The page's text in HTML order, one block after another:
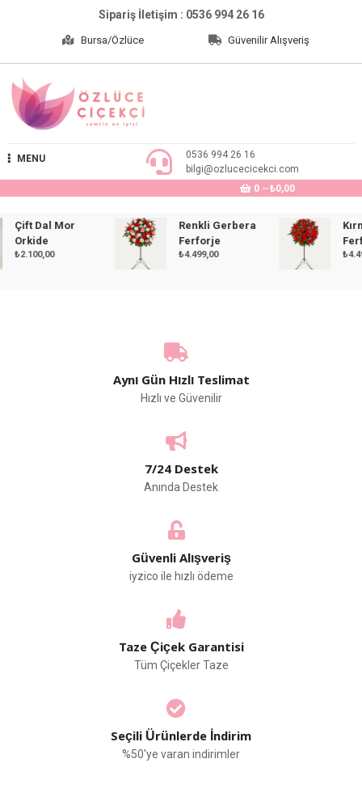
Sipariş İletişim : 0536 994 26 16
Bursa/Özlüce Güvenilir Alışveriş
Özlüce Çiçekçi
MENU
0536 994 26 16
bilgi@ozlucecicekci.com
0
₺0,00
Dal Mor
2.100,00
Renkli Gerbera
Ferforje
4.499,00
Aynı Gün Hızlı Teslimat
Hızlı ve Güvenilir
7/24 Destek
Anında Destek
Güvenli Alışveriş
iyzico ile hızlı ödeme
Taze Çiçek Garantisi
Tüm Çiçekler Taze
Seçili Ürünlerde İndirim
%50'ye varan indirimler